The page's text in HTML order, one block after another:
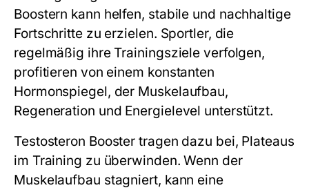
Boostern kann helfen, stabile und nachhaltige
Fortschritte zu erzielen. Sportler, die
regelmäßig ihre Trainingsziele verfolgen,
profitieren von einem konstanten
Hormonspiegel, der Muskelaufbau,
Regeneration und Energielevel unterstützt.
Testosteron Booster tragen dazu bei, Plateaus
im Training zu überwinden. Wenn der
Muskelaufbau stagniert, kann eine